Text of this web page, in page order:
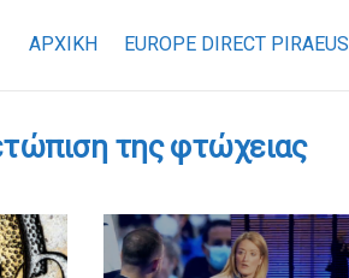
ΑΡΧΙΚΗ EUROPE DIRECT PIRAEUS
της φτώχειας